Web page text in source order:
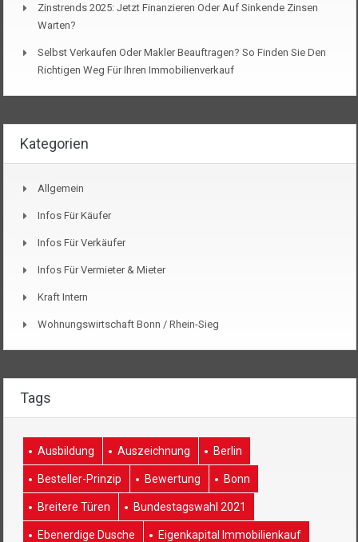
Zinstrends 2025: Jetzt Finanzieren Oder Auf Sinkende Zinsen
Warten?
Selbst Verkaufen Oder Makler Beauftragen? So Finden Sie Den
Richtigen Weg Für Ihren Immobilienverkauf
Kategorien
Allgemein
Infos Für Käufer
Infos Für Verkäufer
Infos Für Vermieter & Mieter
Kraft Intern
Wohnungswirtschaft Bonn / Rhein-Sieg
Tags
Ausbildung Auszeichnung Berlin
Besteller-Prinzip Bewertung Bonn
Breitere Türen Bundestagswahl 2021
Ebenerdige Dusche Eigenkapital Immobilienkauf